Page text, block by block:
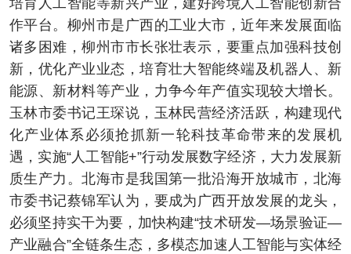
培育人工智能等新兴产业，建好跨境人工智能创新合
作平台。柳州市是广西的工业大市，近年来发展面临
诸多困难，柳州市市长张壮表示，要重点加强科技创
新，优化产业业态，培育壮大智能终端及机器人、新
能源、新材料等产业，力争今年产值实现较大增长。
玉林市委书记王琛说，玉林民营经济活跃，构建现代
化产业体系必须抢抓新一轮科技革命带来的发展机
遇，实施“人工智能+”行动发展数字经济，大力发展新
质生产力。北海市是我国第一批沿海开放城市，北海
市委书记蔡锦军认为，要成为广西开放发展的龙头，
必须坚持实干为要，加快构建“技术研发—场景验证—
产业融合”全链条生态，多模态加速人工智能与实体经